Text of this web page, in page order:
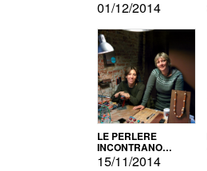
PRODOTTO ALLA
PROMOZIONE
01/12/2014
LE PERLERE
INCONTRANO
L'AUTOPRODUZIONE
15/11/2014